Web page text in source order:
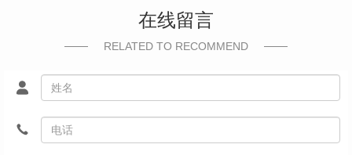
在线留言
RELATED TO RECOMMEND